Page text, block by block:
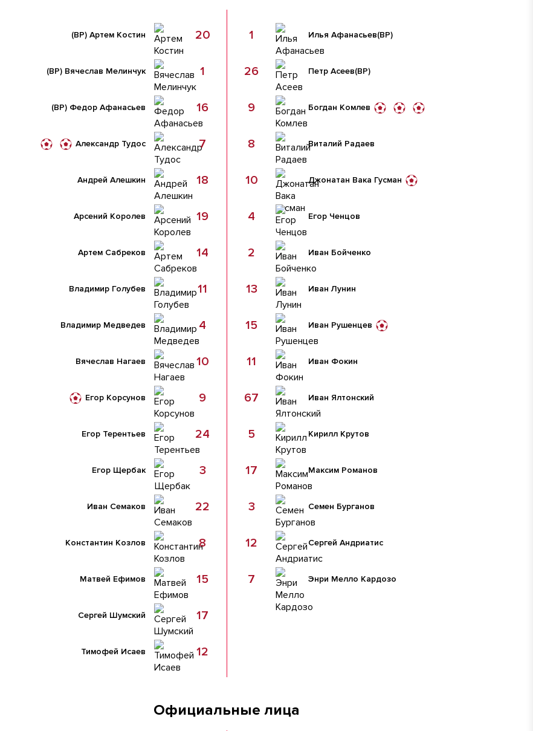
Артем Костин
(ВР) 20
Вячеслав Мелинчук
(ВР) 1
Федор Афанасьев
(ВР) 16
Александр Тудос 7
Андрей Алешкин 18
Арсений Королев 19
Артем Сабреков 14
Владимир Голубев 11
Владимир Медведев 4
Вячеслав Нагаев 10
Егор Корсунов 9
Егор Терентьев 24
Егор Щербак 3
Иван Семаков 22
Константин Козлов 8
Матвей Ефимов 15
Сергей Шумский 17
Тимофей Исаев 12
Илья Афанасьев(ВР)
1
Петр Асеев(ВР)
26
Богдан Комлев
9
Виталий Радаев
8
Джонатан Вака Гусман
10
Егор Ченцов
4
Иван Бойченко
2
Иван Лунин
13
Иван Рушенцев
15
Иван Фокин
11
Иван Ялтонский
67
Кирилл Крутов
5
Максим Романов
17
Семен Бурганов
3
Сергей Андриатис
12
Энри Мелло Кардозо
7
Официальные лица